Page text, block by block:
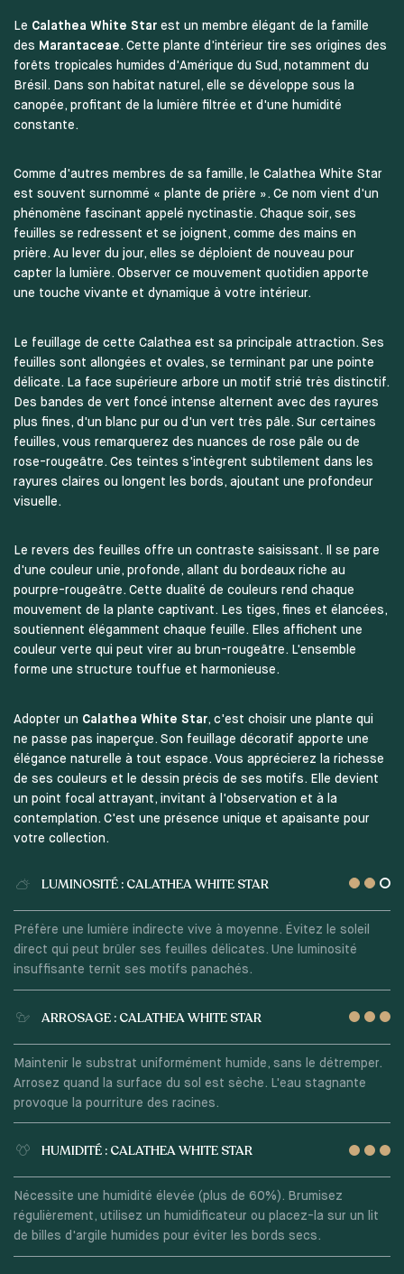
Le Calathea White Starest un membre élégant de la famille
des Marantaceae. Cette plante d'intérieur tire ses origines des
forêts tropicales humides d'Amérique du Sud, notamment du
Brésil. Dans son habitat naturel, elle se développe sous la
canopée, profitant de la lumière filtrée et d'une humidité
constante.
Comme d'autres membres de sa famille, le Calathea White Star
est souvent surnommé « plante de prière ». Ce nom vient d'un
phénomène fascinant appelé nyctinastie. Chaque soir, ses
feuilles se redressent et se joignent, comme des mains en
prière. Au lever du jour, elles se déploient de nouveau pour
capter la lumière. Observer ce mouvement quotidien apporte
une touche vivante et dynamique à votre intérieur.
Le feuillage de cette Calathea est sa principale attraction. Ses
feuilles sont allongées et ovales, se terminant par une pointe
délicate. La face supérieure arbore un motif strié très distinctif.
Des bandes de vert foncé intense alternent avec des rayures
plus fines, d'un blanc pur ou d'un vert très pâle. Sur certaines
feuilles, vous remarquerez des nuances de rose pâle ou de
rose-rougeâtre. Ces teintes s'intègrent subtilement dans les
rayures claires ou longent les bords, ajoutant une profondeur
visuelle.
Le revers des feuilles offre un contraste saisissant. Il se pare
d'une couleur unie, profonde, allant du bordeaux riche au
pourpre-rougeâtre. Cette dualité de couleurs rend chaque
mouvement de la plante captivant. Les tiges, fines et élancées,
soutiennent élégamment chaque feuille. Elles affichent une
couleur verte qui peut virer au brun-rougeâtre. L'ensemble
forme une structure touffue et harmonieuse.
Adopter un Calathea White Star, c'est choisir une plante qui
ne passe pas inaperçue. Son feuillage décoratif apporte une
élégance naturelle à tout espace. Vous apprécierez la richesse
de ses couleurs et le dessin précis de ses motifs. Elle devient
un point focal attrayant, invitant à l'observation et à la
contemplation. C'est une présence unique et apaisante pour
votre collection.
LUMINOSITÉ : CALATHEA WHITE STAR
Préfère une lumière indirecte vive à moyenne. Évitez le soleil
direct qui peut brûler ses feuilles délicates. Une luminosité
insuffisante ternit ses motifs panachés.
ARROSAGE : CALATHEA WHITE STAR
Maintenir le substrat uniformément humide, sans le détremper.
Arrosez quand la surface du sol est sèche. L'eau stagnante
provoque la pourriture des racines.
HUMIDITÉ : CALATHEA WHITE STAR
Nécessite une humidité élevée (plus de 60%). Brumisez
régulièrement, utilisez un humidificateur ou placez-la sur un lit
de billes d'argile humides pour éviter les bords secs.